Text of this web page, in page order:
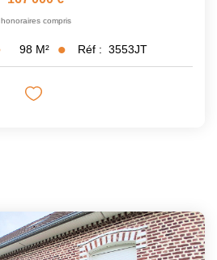
honoraires compris
98 M² Réf : 3553JT